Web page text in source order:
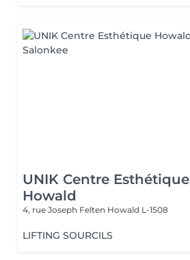
UNIK Centre Esthétique
Howald
4, rue Joseph Felten Howald L-1508
LIFTING SOURCILS